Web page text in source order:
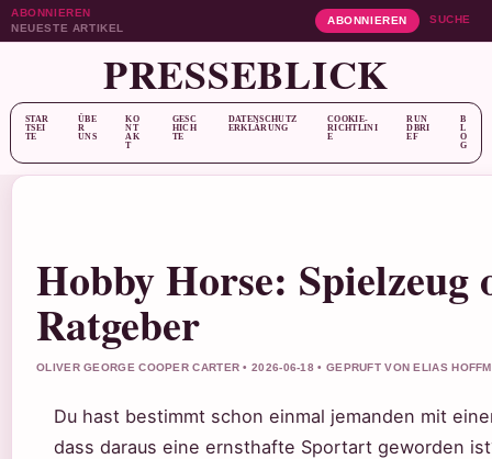
ABONNIEREN
NEUESTE ARTIKEL
ABONNIEREN SUCHE
PRESSEBLICK
STAR
TSEI
TE
ÜBE
R
UNS
KO
NT
AK
T
GESC
HICH
TE
DATENSCHUTZ
ERKLÄRUNG
COOKIE-
RICHTLINI
E
RUN
DBRI
EF
B
L
O
G
Hobby Horse: Spielzeug
Ratgeber
OLIVER GEORGE COOPER CARTER • 2026-06-18 • GEPRUFT VON ELIAS
Du hast bestimmt schon einmal jemanden mit
dass daraus eine ernsthafte Sportart geworden